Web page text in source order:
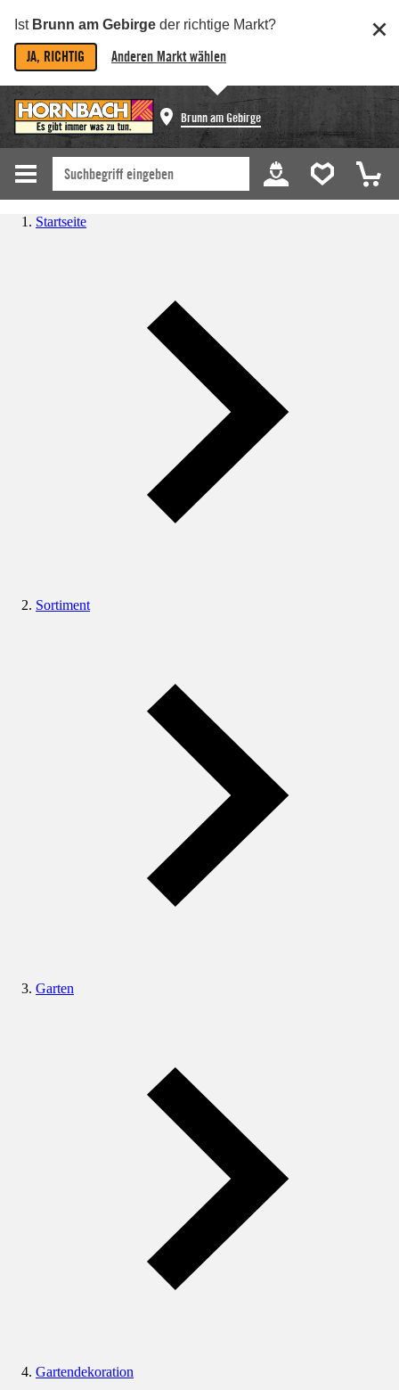
Ist Brunn am Gebirge der richtige Markt?
JA, RICHTIG Anderen Markt wählen
Brunn am Gebirge
Startseite
Sortiment
Garten
Gartendekoration